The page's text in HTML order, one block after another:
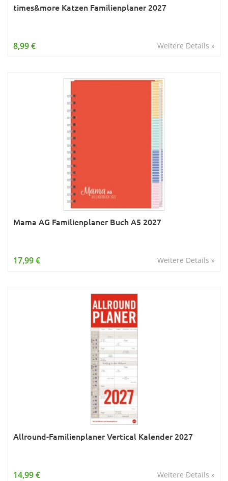
times&more Katzen Familienplaner 2027
Weitere Details »
8,99 €
Mama AG Familienplaner Buch A5 2027
Weitere Details »
17,99 €
Allround-Familienplaner Vertical Kalender 2027
Weitere Details »
14,99 €